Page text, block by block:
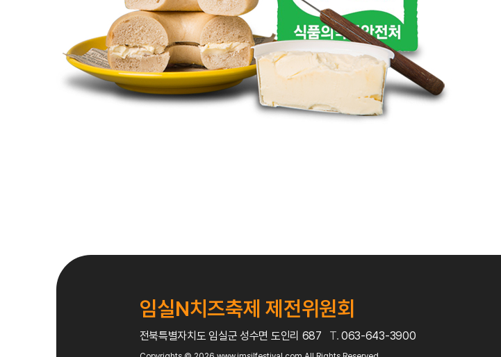
임실N치즈축제 제전위원회
전북특별자치도 임실군 성수면 도인리 687 T. 063-643-3900